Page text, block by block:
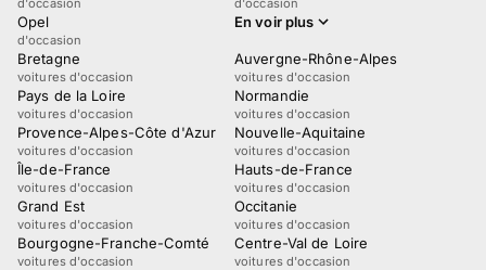
d'occasion d'occasion
Opel
d'occasion
En voir plus
Bretagne
voitures d'occasion
Auvergne-Rhône-Alpes
voitures d'occasion
Pays de la Loire
voitures d'occasion
Normandie
voitures d'occasion
Provence-Alpes-Côte d'Azur
voitures d'occasion
Nouvelle-Aquitaine
voitures d'occasion
Île-de-France
voitures d'occasion
Hauts-de-France
voitures d'occasion
Grand Est
voitures d'occasion
Occitanie
voitures d'occasion
Bourgogne-Franche-Comté
voitures d'occasion
Centre-Val de Loire
voitures d'occasion